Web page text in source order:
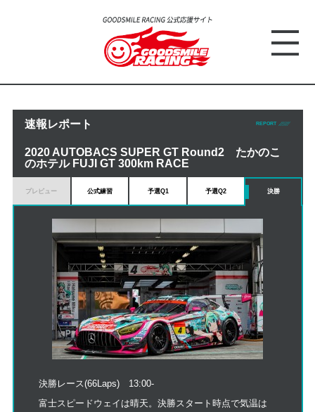
速報レポート REPORT
2020 AUTOBACS SUPER GT Round2 たかのこ
のホテル FUJI GT 300km RACE
プレビュー 公式練習 予選Q1 予選Q2 決勝
決勝レース(66Laps) 13:00-
富士スピードウェイは晴天。決勝スタート時点で気温は